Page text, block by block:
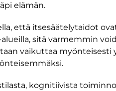
elämän.
että itsesäätelytaidot
sitä varmemmin
vaikuttaa myönteisesti
kognitiivista